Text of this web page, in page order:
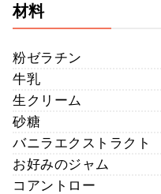
材料
粉ゼラチン
牛乳
生クリーム
砂糖
バニラエクストラクト
お好みのジャム
コアントロー